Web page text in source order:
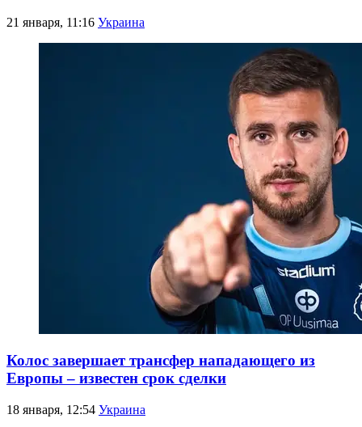
21 января, 11:16 Украина
Колос завершает трансфер нападающего из
Европы – известен срок сделки
18 января, 12:54 Украина